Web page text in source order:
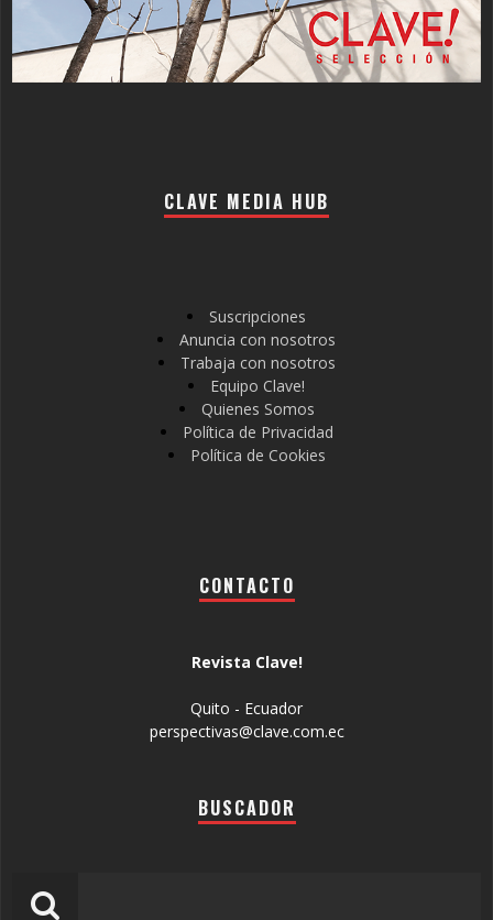
CLAVE MEDIA HUB
Suscripciones
Anuncia con nosotros
Trabaja con nosotros
Equipo Clave!
Quienes Somos
Política de Privacidad
Política de Cookies
CONTACTO
Revista Clave!
Quito - Ecuador
perspectivas@clave.com.ec
BUSCADOR